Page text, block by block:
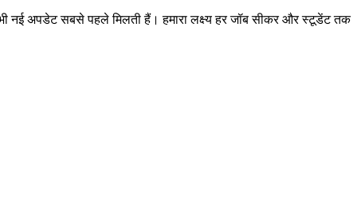
नई अपडेट सबसे पहले मिलती हैं। हमारा लक्ष्य हर जॉब सीकर और स्टूडेंट तक